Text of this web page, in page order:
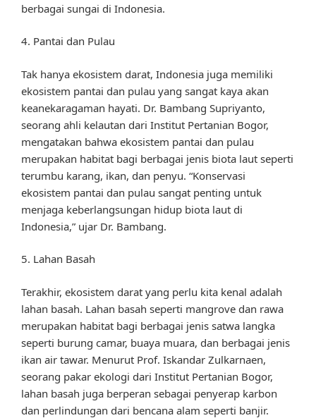
berbagai sungai di Indonesia.
4. Pantai dan Pulau
Tak hanya ekosistem darat, Indonesia juga memiliki
ekosistem pantai dan pulau yang sangat kaya akan
keanekaragaman hayati. Dr. Bambang Supriyanto,
seorang ahli kelautan dari Institut Pertanian Bogor,
mengatakan bahwa ekosistem pantai dan pulau
merupakan habitat bagi berbagai jenis biota laut seperti
terumbu karang, ikan, dan penyu. “Konservasi
ekosistem pantai dan pulau sangat penting untuk
menjaga keberlangsungan hidup biota laut di
Indonesia,” ujar Dr. Bambang.
5. Lahan Basah
Terakhir, ekosistem darat yang perlu kita kenal adalah
lahan basah. Lahan basah seperti mangrove dan rawa
merupakan habitat bagi berbagai jenis satwa langka
seperti burung camar, buaya muara, dan berbagai jenis
ikan air tawar. Menurut Prof. Iskandar Zulkarnaen,
seorang pakar ekologi dari Institut Pertanian Bogor,
lahan basah juga berperan sebagai penyerap karbon
dan perlindungan dari bencana alam seperti banjir.